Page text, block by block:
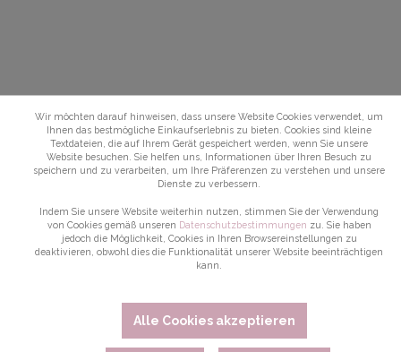
Wir möchten darauf hinweisen, dass unsere Website Cookies verwendet, um
Ihnen das bestmögliche Einkaufserlebnis zu bieten. Cookies sind kleine
Textdateien, die auf Ihrem Gerät gespeichert werden, wenn Sie unsere
Website besuchen. Sie helfen uns, Informationen über Ihren Besuch zu
speichern und zu verarbeiten, um Ihre Präferenzen zu verstehen und unsere
Dienste zu verbessern.
Indem Sie unsere Website weiterhin nutzen, stimmen Sie der Verwendung
von Cookies gemäß unseren Datenschutzbestimmungen zu. Sie haben
jedoch die Möglichkeit, Cookies in Ihren Browsereinstellungen zu
deaktivieren, obwohl dies die Funktionalität unserer Website beeinträchtigen
kann.
Alle Cookies akzeptieren